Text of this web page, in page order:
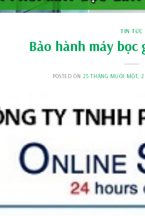
TIN TỨC
Bảo hành máy bọc
POSTED ON 25 THÁNG MƯỜI MỘT,